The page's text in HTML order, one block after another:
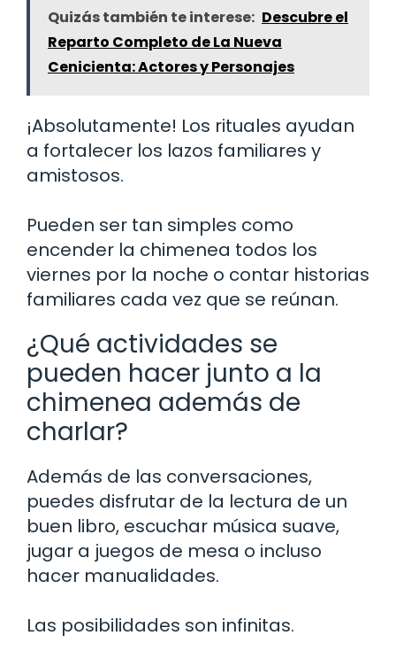
Quizás también te interese: Descubre el
Reparto Completo de La Nueva
Cenicienta: Actores y Personajes
¡Absolutamente! Los rituales ayudan
a fortalecer los lazos familiares y
amistosos.
Pueden ser tan simples como
encender la chimenea todos los
viernes por la noche o contar historias
familiares cada vez que se reúnan.
¿Qué actividades se
pueden hacer junto a la
chimenea además de
charlar?
Además de las conversaciones,
puedes disfrutar de la lectura de un
buen libro, escuchar música suave,
jugar a juegos de mesa o incluso
hacer manualidades.
Las posibilidades son infinitas.